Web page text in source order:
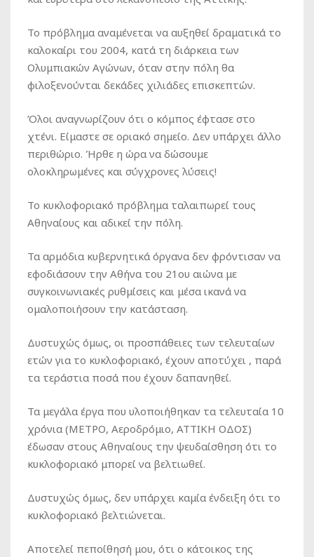
Το πρόβλημα αναμένεται να αυξηθεί δραματικά το
καλοκαίρι του 2004, κατά τη διάρκεια των
Ολυμπιακών Αγώνων, όταν στην πόλη θα
φιλοξενούνται δεκάδες χιλιάδες επισκεπτών.
Όλοι αναγνωρίζουν ότι ο κόμπος έφτασε στο
χτένι. Είμαστε σε οριακό σημείο. Δεν υπάρχει άλλο
περιθώριο. Ήρθε η ώρα να δώσουμε
ολοκληρωμένες και σύγχρονες λύσεις!
Το κυκλοφοριακό πρόβλημα ταλαιπωρεί τους
Αθηναίους και αδικεί την πόλη.
Τα αρμόδια κυβερνητικά όργανα δεν φρόντισαν να
εφοδιάσουν την Αθήνα του 21ου αιώνα με
συγκοινωνιακές ρυθμίσεις και μέσα ικανά να
ομαλοποιήσουν την κατάσταση.
Δυστυχώς όμως, οι προσπάθειες των τελευταίων
ετών για το κυκλοφοριακό, έχουν αποτύχει , παρά
τα τεράστια ποσά που έχουν δαπανηθεί.
Τα μεγάλα έργα που υλοποιήθηκαν τα τελευταία 10
χρόνια (ΜΕΤΡΟ, Αεροδρόμιο, ΑΤΤΙΚΗ ΟΔΟΣ)
έδωσαν στους Αθηναίους την ψευδαίσθηση ότι το
κυκλοφοριακό μπορεί να βελτιωθεί.
Δυστυχώς όμως, δεν υπάρχει καμία ένδειξη ότι το
κυκλοφοριακό βελτιώνεται.
Αποτελεί πεποίθησή μου, ότι ο κάτοικος της